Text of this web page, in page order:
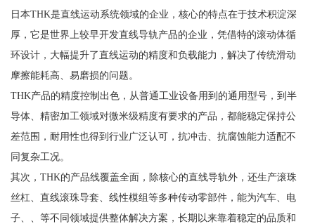
日本THK是直线运动系统领域的企业，核心的特点在于技术积淀深
厚，它是世界上较早开发直线导轨产品的企业，凭借特的滚动体循
环设计，大幅提升了直线运动的精度和负载能力，解决了传统滑动
摩擦能耗高、易磨损的问题。
THK产品的精度控制出色，从普通工业设备用到的通用型号，到半
导体、精密加工领域对微米级精度有要求的产品，都能稳定保持公
差范围，耐用性也得到行业广泛认可，抗冲击、抗腐蚀能力适配不
同复杂工况。
其次，THK的产品线覆盖全面，除核心的直线导轨外，还生产滚珠
丝杠、直线滚珠导套、线性模组等多种传动零部件，能为汽车、电
子、、等不同领域提供整体解决方案，长期以来靠着稳定的品质和